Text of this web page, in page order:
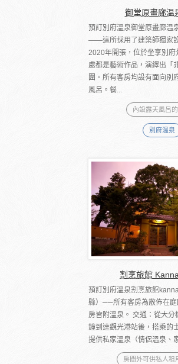
御堂原畫廊温
預訂別府溫泉御堂原畫廊温
――這所採用了建築師獨家
2020年開張，位於坐享別府
處都是藝術作品，演繹出「
圍。所有客房均設有面向別
風呂。餐...
內設露天風呂
別府溫泉
割烹旅館
預訂別府溫泉割烹旅館
縣）──所有客房為散佈在
房皆附溫泉。 交通：從大
鐘到達觀光港站後，搭乘的
提供私家溫泉（情侶溫泉、
房間外可供私人租